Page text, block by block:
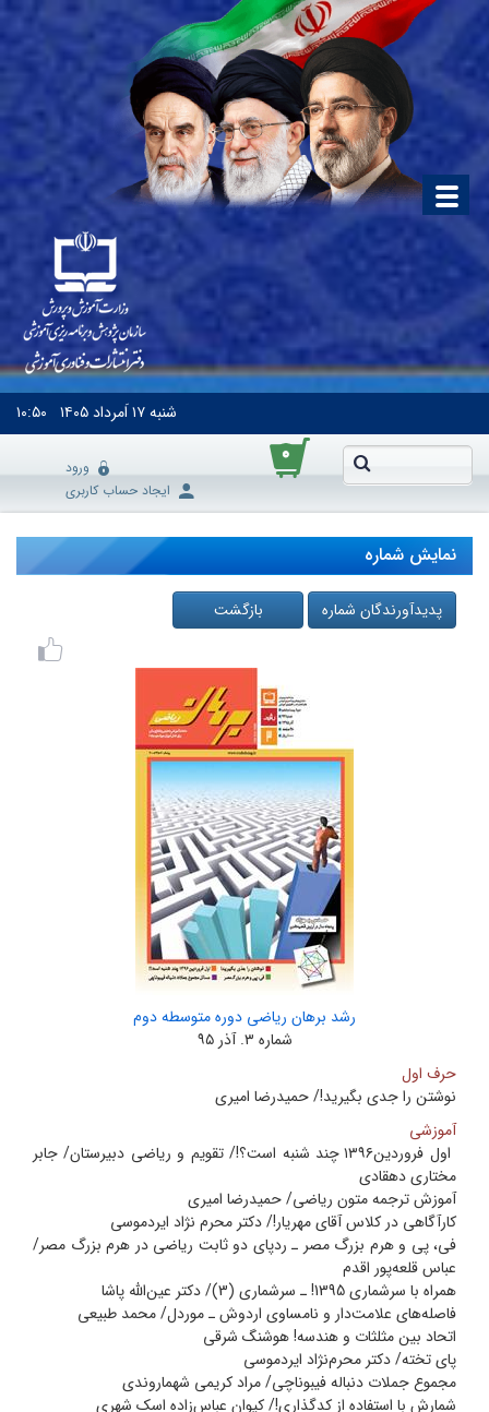
شنبه۱۷ اَمرداد ۱۴۰۵ ۱۰:۵۰
۰
ورود
ایجاد حساب کاربری
نمایش شماره
پدیدآورندگان شماره بازگشت
رشد برهان ریاضی دوره‌ متوسطه دوم
شماره ۳. آذر ۹۵
حرف اول
نوشتن را جدی بگیرید!/ حمیدرضا امیری
آموزشی
اول فروردین۱۳۹۶ چند شنبه است؟!/ تقویم و ریاضی دبیرستان/ جابر
مختاری دهقادی
آموزش ترجمه متون ریاضی/ حمیدرضا امیری
کارآگاهی در کلاس آقای مهریار!/ دکتر محرم نژاد ایردموسی
فی، ‌پی و هرم بزرگ مصر ـ ردپای دو ثابت ریاضی در هرم بزرگ مصر/
عباس قلعه‌پور اقدم
همراه با سرشماری 1395! ـ سرشماری (3)/ دکتر عین‌الله پاشا
فاصله‌های علامت‌دار و نامساوی اردوش ـ موردل/ محمد طبیعی
اتحاد بین مثلثات و هندسه! هوشنگ شرقی
پای تخته/ دکتر محرم‌نژاد ایردموسی
مجموع جملات دنباله فیبوناچی/ مراد کریمی شهماروندی
شمارش با استفاده از کدگذاری!/ کیوان عباس‌زاده اسک شهری